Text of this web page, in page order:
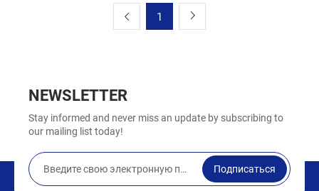
1
NEWSLETTER
Stay informed and never miss an update by subscribing to
our mailing list today!
Подписаться